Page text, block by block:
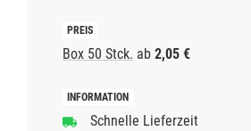
Box 50 Stck. ab 2,05 €
Schnelle Lieferzeit